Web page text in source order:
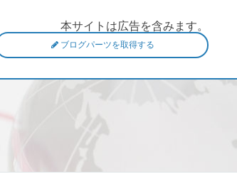
本サイトは広告を含みます。
ブログパーツを取得する